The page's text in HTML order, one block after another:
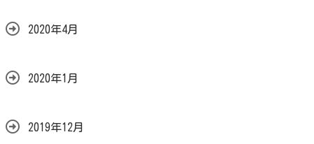
2020年4月
2020年1月
2019年12月